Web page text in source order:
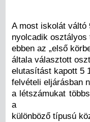
A most iskolát váltó
nyolcadik osztályos
ebben az „első
általa választott
elutasítást kapott 5
felvételi eljárásban
a létszámukat
a
különböző típusú